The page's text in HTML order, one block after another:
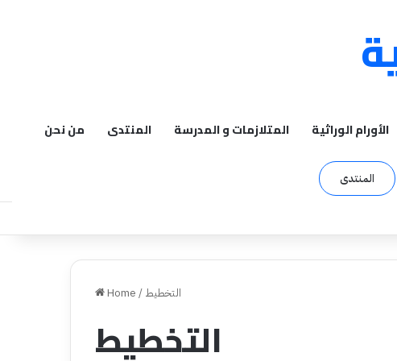
من نحن المنتدى المتلازمات و المدرسة الأورام الوراثية
المنتدى
Home / التخطيط
التخطيط